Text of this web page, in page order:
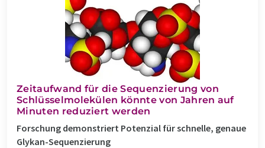
Zeitaufwand für die Sequenzierung von
Schlüsselmolekülen könnte von Jahren auf
Minuten reduziert werden
Forschung demonstriert Potenzial für schnelle, genaue
Glykan-Sequenzierung